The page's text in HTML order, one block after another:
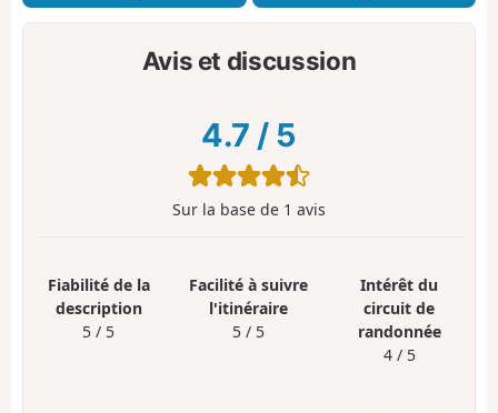
Avis et discussion
4.7 / 5
Sur la base de 1 avis
Fiabilité de la
description
5 / 5
Facilité à suivre
l'itinéraire
5 / 5
Intérêt du
circuit de
randonnée
4 / 5